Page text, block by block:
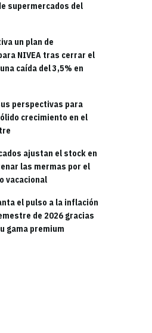
supermercados del
un plan de
NIVEA tras cerrar el
caída del 3,5% en
perspectivas para
crecimiento en el
ajustan el stock en
las mermas por el
vacacional
el pulso a la inflación
de 2026 gracias
gama premium